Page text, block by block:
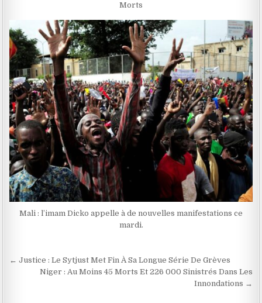
Morts
Mali : l’imam Dicko appelle à de nouvelles manifestations ce
mardi.
Navigation
← Justice : Le Sytjust Met Fin À Sa Longue Série De Grèves
Niger : Au Moins 45 Morts Et 226 000 Sinistrés Dans Les
Innondations →